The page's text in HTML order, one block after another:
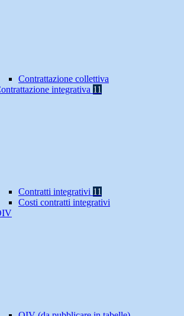
Contrattazione collettiva
integrativa 11
Contratti integrativi 11
Costi contratti integrativi